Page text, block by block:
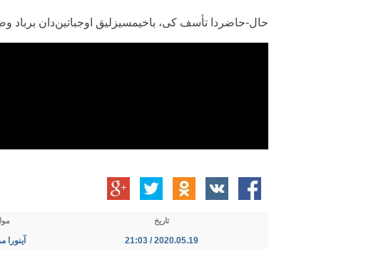
حال-حاضردا تأسف کی، باخیمسیزلیق اوجباتین‌دان برباد
تاریخ
2020.05.19 / 21:03 آینورا